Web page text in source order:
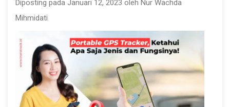
Diposting pada Januari 12, 2023 oleh Nur Wachda
Mihmidati